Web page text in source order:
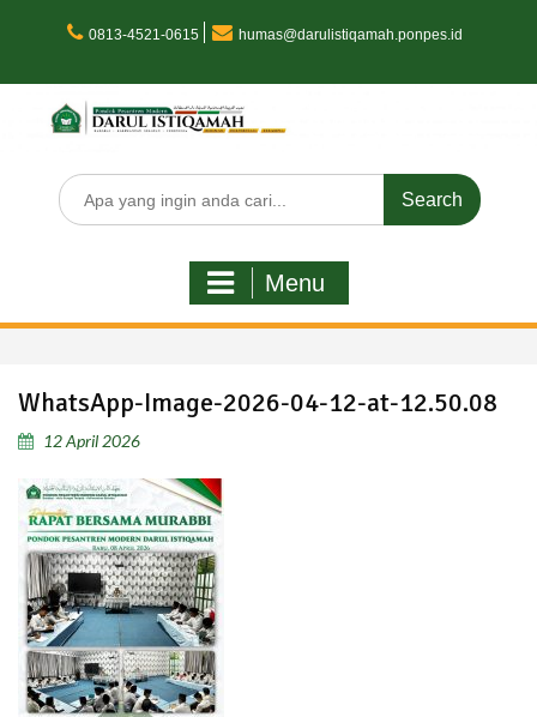
0813-4521-0615 humas@darulistiqamah.ponpes.id
Search
for:
Menu
WhatsApp-Image-2026-04-12-at-12.50.08
12 April 2026